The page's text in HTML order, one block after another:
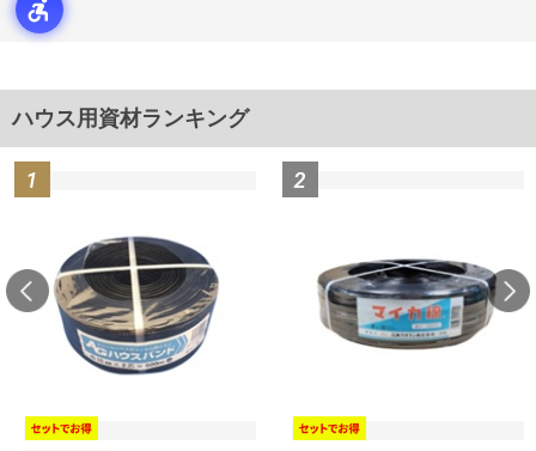
ハウス用資材ランキング